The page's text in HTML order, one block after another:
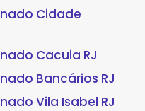
Cidade
Cacuia RJ
Bancários RJ
Vila Isabel RJ